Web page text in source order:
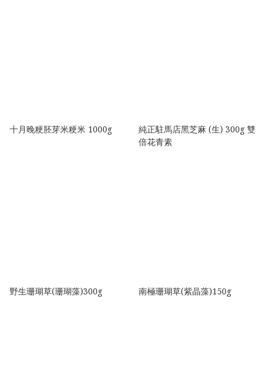
十月晚粳胚芽米粳米 1000g
純正駐馬店黑芝麻 (生) 300g 雙
倍花青素
野生珊瑚草(珊瑚藻)300g 南極珊瑚草(紫晶藻)150g